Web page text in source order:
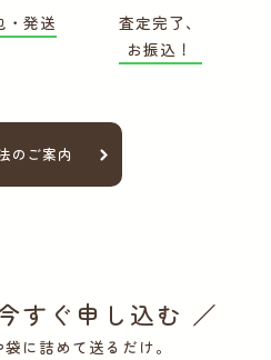
・発送
査定完了、
お振込！
のご案内
すぐ申し込む ／
に詰めて送るだけ。